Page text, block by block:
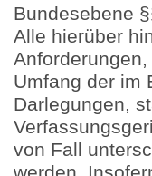
Bundesebene
Alle hierüber
Umfang der im
Darlegungen,
von Fall